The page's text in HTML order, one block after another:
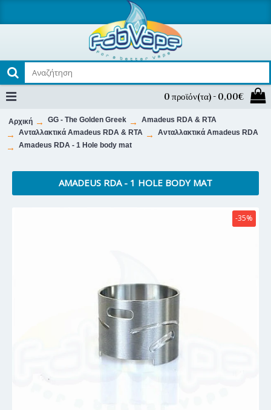
0 προϊόν(τα) - 0,00€
Αρχική GG - The Golden Greek
Amadeus RDA & RTA
Ανταλλακτικά Amadeus RDA & RTA
Ανταλλακτικά Amadeus RDA
Amadeus RDA - 1 Hole body mat
AMADEUS RDA - 1 HOLE BODY MAT
-35%